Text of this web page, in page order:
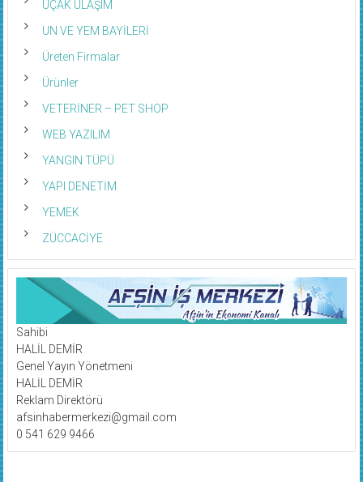
UÇAK ULAŞIM
UN VE YEM BAYİLERİ
Üreten Firmalar
Ürünler
VETERİNER – PET SHOP
WEB YAZILIM
YANGIN TÜPÜ
YAPI DENETİM
YEMEK
ZÜCCACİYE
Sahibi
HALİL DEMİR
Genel Yayın Yönetmeni
HALİL DEMİR
Reklam Direktörü
afsinhabermerkezi@gmail.com
0 541 629 9466